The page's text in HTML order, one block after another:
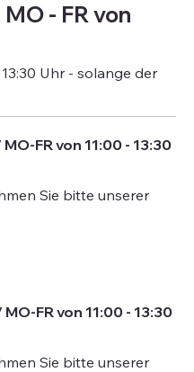
- FR von
Uhr - solange der
FR von 11:00 - 13:30
Sie bitte unserer
FR von 11:00 - 13:30
Sie bitte unserer